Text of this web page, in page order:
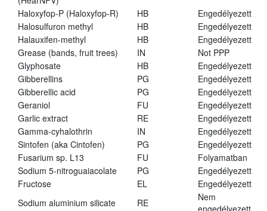
Haloxyfop-P (Haloxyfop-R) HB
Engedélyezett
Halosulfuron methyl
HB
Engedélyezett
Halauxifen-methyl
HB
Engedélyezett
Grease (bands, fruit trees)
IN
Not PPP
Glyphosate
HB
Engedélyezett
Gibberellins
PG
Engedélyezett
Gibberellic acid
PG
Engedélyezett
Geraniol
FU
Engedélyezett
Garlic extract
RE
Engedélyezett
Gamma-cyhalothrin
IN
Engedélyezett
Sintofen (aka Cintofen)
PG
Engedélyezett
Fusarium sp. L13
FU
Folyamatban
Sodium 5-nitroguaiacolate
PG
Engedélyezett
Fructose
EL
Engedélyezett
Sodium aluminium silicate
RE
Nem